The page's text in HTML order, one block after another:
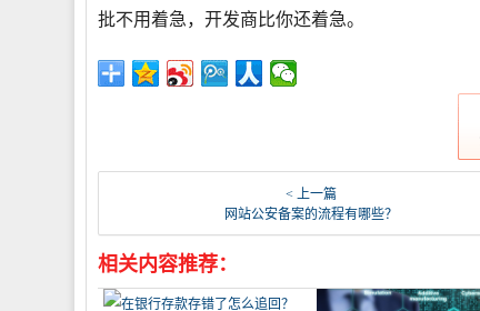
批不用着急，开发商比你还着急。
< 上一篇
网站公安备案的流程有哪些？
相关内容推荐：